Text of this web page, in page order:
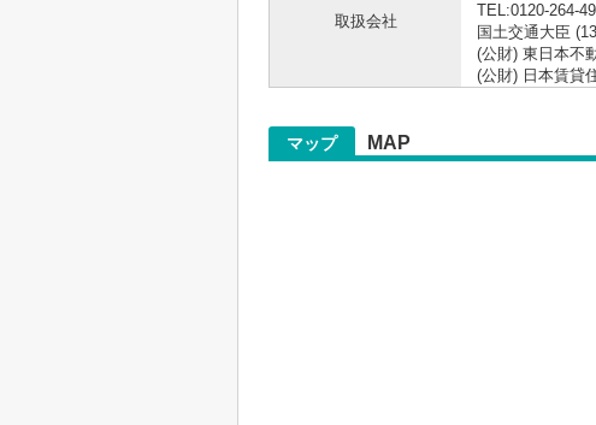
取扱会社
TEL:0120-264-
国土交通大臣
(公財) 東日本不
(公財) 日本賃貸
マップ MAP